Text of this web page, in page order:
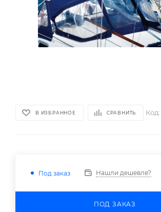
В ИЗБРАННОЕ СРАВНИТЬ Код:
Под заказ Нашли дешевле?
ПОД ЗАКАЗ